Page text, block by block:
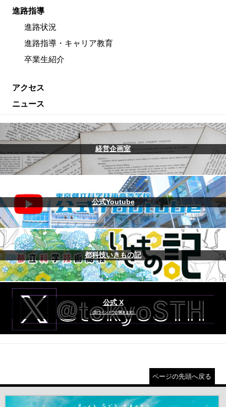
進路指導
進路状況
進路指導・キャリア教育
卒業生紹介
アクセス
ニュース
経営企画室
公式Youtube
都科技いきもの記
公式 X
（別ウインドウが開きます）
ページの先頭へ戻る
＃だから都立高（別ウインドウが開きます）